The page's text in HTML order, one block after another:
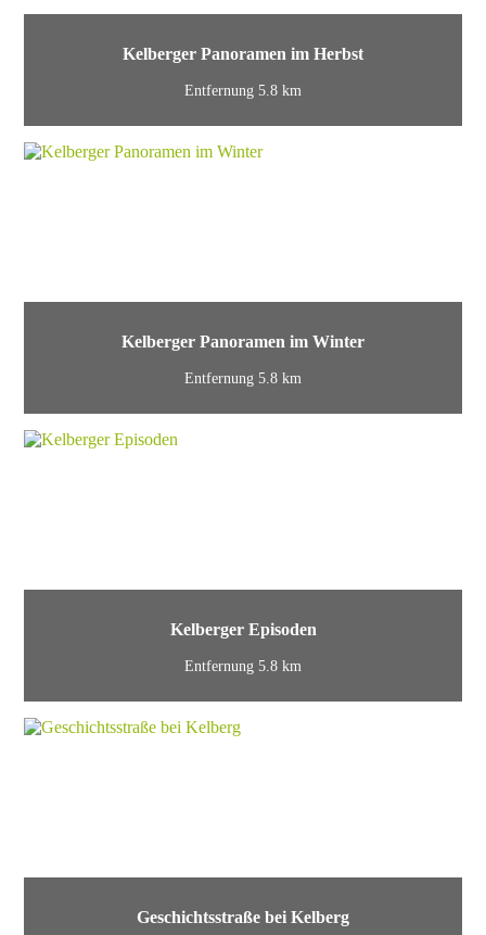
Kelberger Panoramen im Herbst
Entfernung 5.8 km
Kelberger Panoramen im Winter
Entfernung 5.8 km
Kelberger Episoden
Entfernung 5.8 km
Geschichtsstraße bei Kelberg